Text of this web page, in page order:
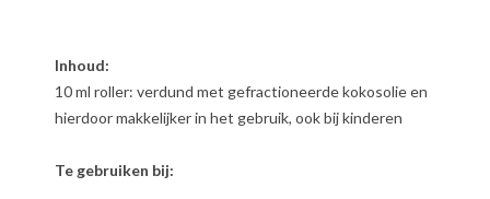
Inhoud:
10 ml roller: verdund met gefractioneerde kokosolie en
hierdoor makkelijker in het gebruik, ook bij kinderen
Te gebruiken bij: